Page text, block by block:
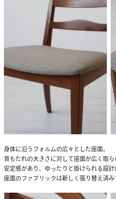
身体に沿うフォルムの広々とした座面。
背もたれの大きさに対して座面が広く取
安定感があり、ゆったりと掛けられる設計
座面のファブリックは新しく張り替え済み